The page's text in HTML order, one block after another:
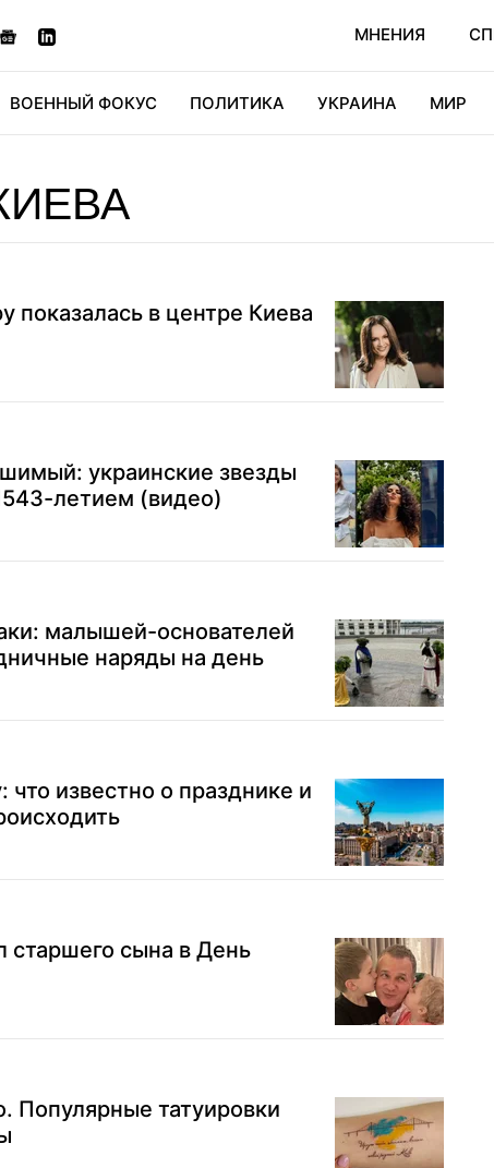
МНЕНИЯ
ВОЕННЫЙ ФОКУС ПОЛИТИКА УКРАИНА МИР
показалась в центре Киева
украинские звезды
летием (видео)
малышей-основателей
наряды на день
известно о празднике и
старшего сына в День
Популярные татуировки